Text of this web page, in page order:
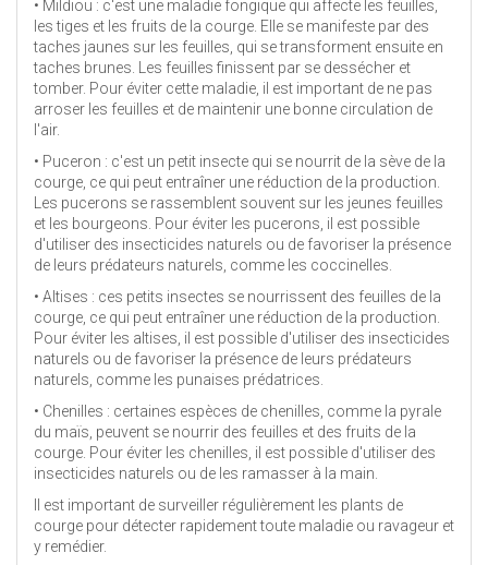
• Mildiou : c'est une maladie fongique qui affecte les feuilles,
les tiges et les fruits de la courge. Elle se manifeste par des
taches jaunes sur les feuilles, qui se transforment ensuite en
taches brunes. Les feuilles finissent par se dessécher et
tomber. Pour éviter cette maladie, il est important de ne pas
arroser les feuilles et de maintenir une bonne circulation de
l'air.
• Puceron : c'est un petit insecte qui se nourrit de la sève de la
courge, ce qui peut entraîner une réduction de la production.
Les pucerons se rassemblent souvent sur les jeunes feuilles
et les bourgeons. Pour éviter les pucerons, il est possible
d'utiliser des insecticides naturels ou de favoriser la présence
de leurs prédateurs naturels, comme les coccinelles.
• Altises : ces petits insectes se nourrissent des feuilles de la
courge, ce qui peut entraîner une réduction de la production.
Pour éviter les altises, il est possible d'utiliser des insecticides
naturels ou de favoriser la présence de leurs prédateurs
naturels, comme les punaises prédatrices.
• Chenilles : certaines espèces de chenilles, comme la pyrale
du maïs, peuvent se nourrir des feuilles et des fruits de la
courge. Pour éviter les chenilles, il est possible d'utiliser des
insecticides naturels ou de les ramasser à la main.
Il est important de surveiller régulièrement les plants de
courge pour détecter rapidement toute maladie ou ravageur et
y remédier.